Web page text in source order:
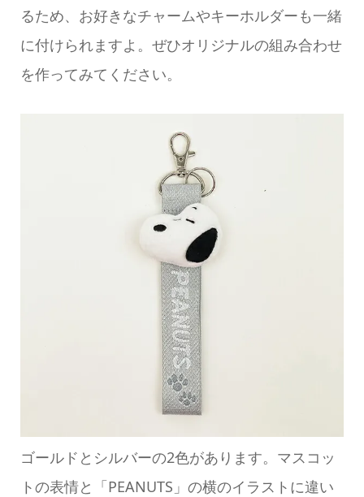
るため、お好きなチャームやキーホルダーも一緒
に付けられますよ。ぜひオリジナルの組み合わせ
を作ってみてください。
ゴールドとシルバーの2色があります。マスコッ
トの表情と「PEANUTS」の横のイラストに違い